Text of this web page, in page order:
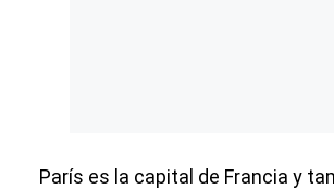
París es la capital de Francia y